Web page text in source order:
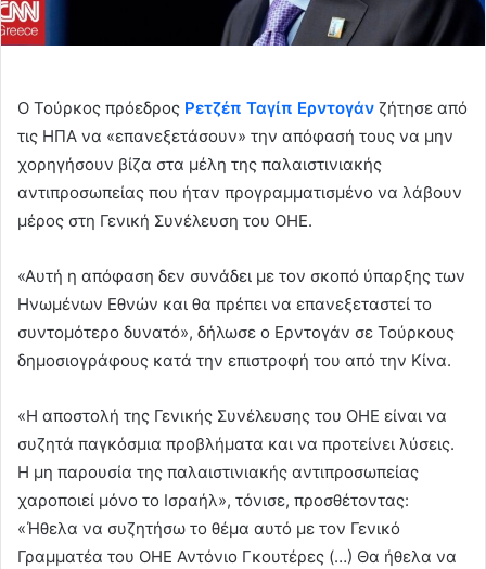
Ο Τούρκος πρόεδρος Ρετζέπ Ταγίπ Ερντογάν ζήτησε από
τις ΗΠΑ να «επανεξετάσουν» την απόφασή τους να μην
χορηγήσουν βίζα στα μέλη της παλαιστινιακής
αντιπροσωπείας που ήταν προγραμματισμένο να λάβουν
μέρος στη Γενική Συνέλευση του ΟΗΕ.
«Αυτή η απόφαση δεν συνάδει με τον σκοπό ύπαρξης των
Ηνωμένων Εθνών και θα πρέπει να επανεξεταστεί το
συντομότερο δυνατό», δήλωσε ο Ερντογάν σε Τούρκους
δημοσιογράφους κατά την επιστροφή του από την Κίνα.
«Η αποστολή της Γενικής Συνέλευσης του ΟΗΕ είναι να
συζητά παγκόσμια προβλήματα και να προτείνει λύσεις.
Η μη παρουσία της παλαιστινιακής αντιπροσωπείας
χαροποιεί μόνο το Ισραήλ», τόνισε, προσθέτοντας:
«Ήθελα να συζητήσω το θέμα αυτό με τον Γενικό
Γραμματέα του ΟΗΕ Αντόνιο Γκουτέρες (…) Θα ήθελα να